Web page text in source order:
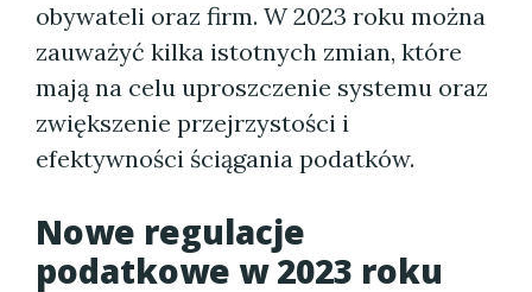
obywateli oraz firm. W 2023 roku można
zauważyć kilka istotnych zmian, które
mają na celu uproszczenie systemu oraz
zwiększenie przejrzystości i
efektywności ściągania podatków.
Nowe regulacje
podatkowe w 2023 roku